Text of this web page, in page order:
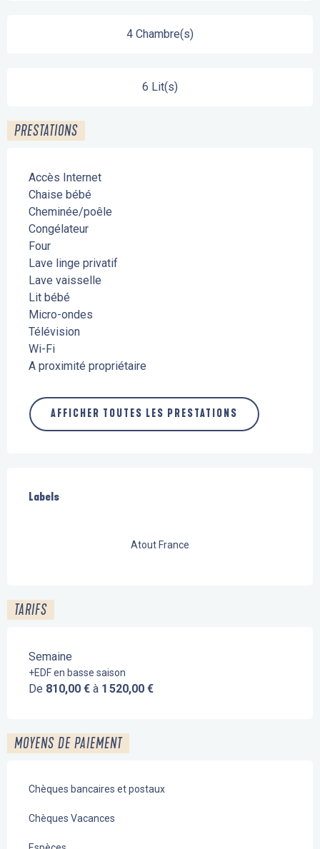
4 Chambre(s)
6 Lit(s)
PRESTATIONS
Accès Internet
Chaise bébé
Cheminée/poêle
Congélateur
Four
Lave linge privatif
Lave vaisselle
Lit bébé
Micro-ondes
Télévision
Wi-Fi
A proximité propriétaire
AFFICHER TOUTES LES PRESTATIONS
Labels
Labels
Atout France
TARIFS
Semaine
+EDF en basse saison
De 810,00 € à 1 520,00 €
MOYENS DE PAIEMENT
Chèques bancaires et postaux
Chèques Vacances